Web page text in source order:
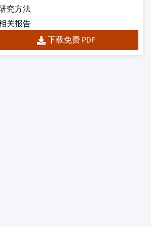
究方法
关报告
下载免费 PDF